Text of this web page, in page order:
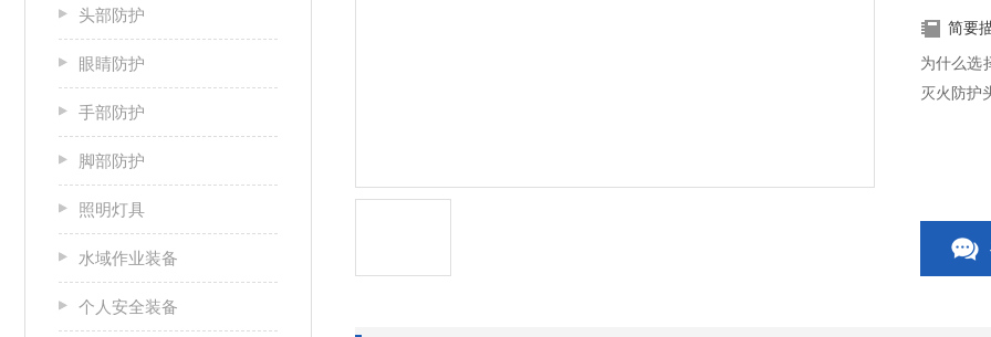
头部防护
眼睛防护
手部防护
脚部防护
照明灯具
水域作业装备
个人安全装备
简要
为什么选
灭火防护